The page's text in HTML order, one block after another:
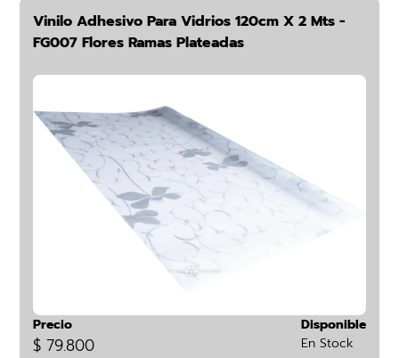
Vinilo Adhesivo Para Vidrios 120cm X 2 Mts -
FG007 Flores Ramas Plateadas
Precio
$ 79.800
Disponible
En Stock